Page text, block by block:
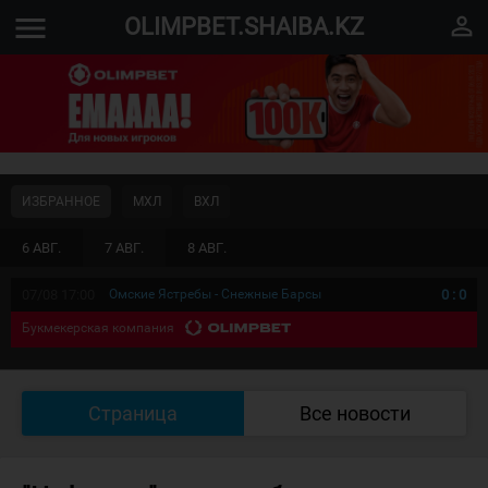
menu OLIMPBET.SHAIBA.KZ perm_identity
6 АВГ. 7 АВГ. 8 АВГ.
ИЗБРАННОЕ МХЛ ВХЛ
Омские Ястребы - Снежные Барсы 0 : 0
Букмекерская компания
Страница Все новости